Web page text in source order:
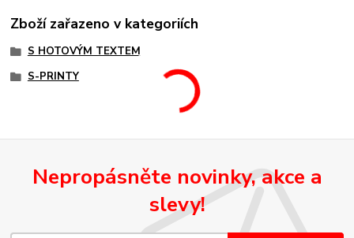
Zboží zařazeno v kategoriích
S HOTOVÝM TEXTEM
S-PRINTY
Nepropásněte novinky, akce a
slevy!